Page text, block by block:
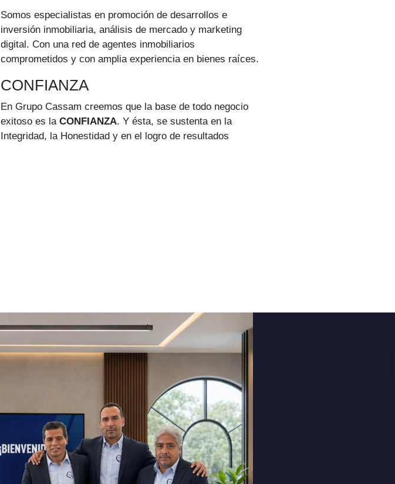
Somos especialistas en promoción de desarrollos e
inversión inmobiliaria, análisis de mercado y marketing
digital. Con una red de agentes inmobiliarios
comprometidos y con amplia experiencia en bienes raíces.
CONFIANZA
En Grupo Cassam creemos que la base de todo negocio
exitoso es la CONFIANZA. Y ésta, se sustenta en la
Integridad, la Honestidad y en el logro de resultados